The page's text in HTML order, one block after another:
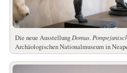
Die neue Ausstellung Domus.
Archäologischen Nationalmuseum in